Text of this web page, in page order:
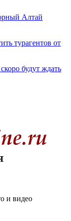
Алтай
турагентов от
будут ждать
и видео